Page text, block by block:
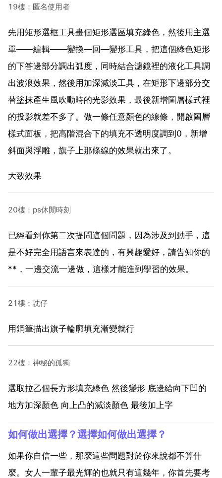
19樓：匿名使用者
先用矩形選框工具畫個矩形選區填充綠色，然後用主選
單——編輯——變換—回—變形工具，把這個綠色矩形
的下答邊部分調出弧度，同時結合濾鏡裡的液化工具調
出波浪效果，然後用加深減淡工具，在矩形下邊部分交
替塗抹產生風吹動時的光影效果，最後新增圖層樣式裡
的投影就差不多了。做一條任意顏色的線條，開啟圖層
樣式面板，把高階混合下的填充不透明度調到0，新增
斜面與浮雕，旗子上那條線的效果就出來了。
大致效果
20樓：ps休閒時刻
已經看到你第二次提問這個問題，因為涉及到動手，這
是不好完全用語言來表達的，有興趣愛好，請告知你的
**，一邊交流一邊做，這樣才能進到學習的效果。
21樓：訦仔
用鋼筆描出旗子輪廓填充漸變就行
22樓：神秘的孤獨
選取拉乙個長方形填充綠色 然後變形 底邊給向下凹的
地方加深顏色 向上凸的減淡顏色 最後加上字
如何做出選擇？選擇如何做出選擇？
如果你自信一些，那麼這些問題對於你來說都不算什
麼。女人一輩子最光輝的也就只有這幾年，你首先要考